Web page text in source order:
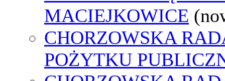
MACIEJKOWICE
CHORZOWSKA
POŻYTKU